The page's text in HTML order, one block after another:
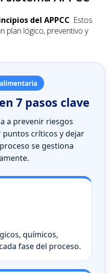
del APPCC. Estos
plan lógico, preventivo y
7 pasos clave
a prevenir riesgos
críticos y dejar
se gestiona
químicos,
fase del proceso.